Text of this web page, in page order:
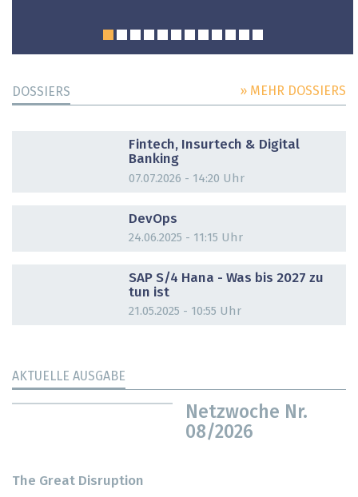
DOSSIERS » MEHR DOSSIERS
Fintech, Insurtech & Digital
Banking
07.07.2026 - 14:20 Uhr
DevOps
24.06.2025 - 11:15 Uhr
SAP S/4 Hana - Was bis 2027 zu
tun ist
21.05.2025 - 10:55 Uhr
AKTUELLE AUSGABE
Netzwoche Nr.
08/2026
The Great Disruption